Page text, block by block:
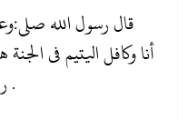
:قال رسول الله صلى
أنا وكافل اليتيم في
.